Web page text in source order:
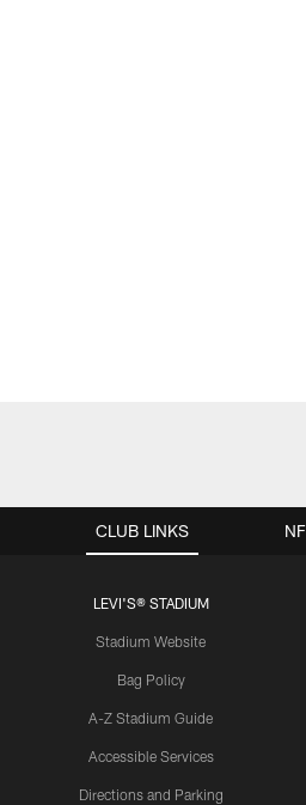
CLUB LINKS
LEVI'S® STADIUM
Stadium Website
Bag Policy
A-Z Stadium Guide
Accessible Services
Directions and Parking